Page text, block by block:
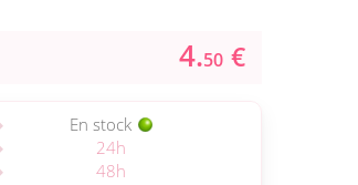
4.50 €
En stock
24h
48h